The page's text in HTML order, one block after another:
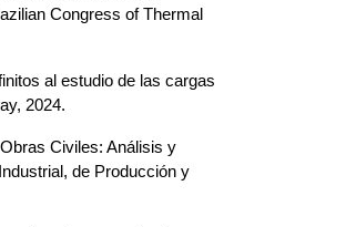
Congress of Thermal
al estudio de las cargas
2024.
Civiles: Análisis y
de Producción y